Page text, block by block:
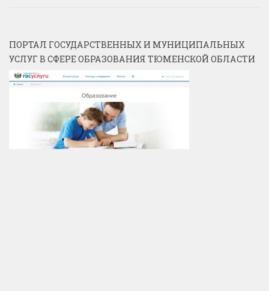
ПОРТАЛ ГОСУДАРСТВЕННЫХ И МУНИЦИПАЛЬНЫХ
УСЛУГ В СФЕРЕ ОБРАЗОВАНИЯ ТЮМЕНСКОЙ ОБЛАСТИ